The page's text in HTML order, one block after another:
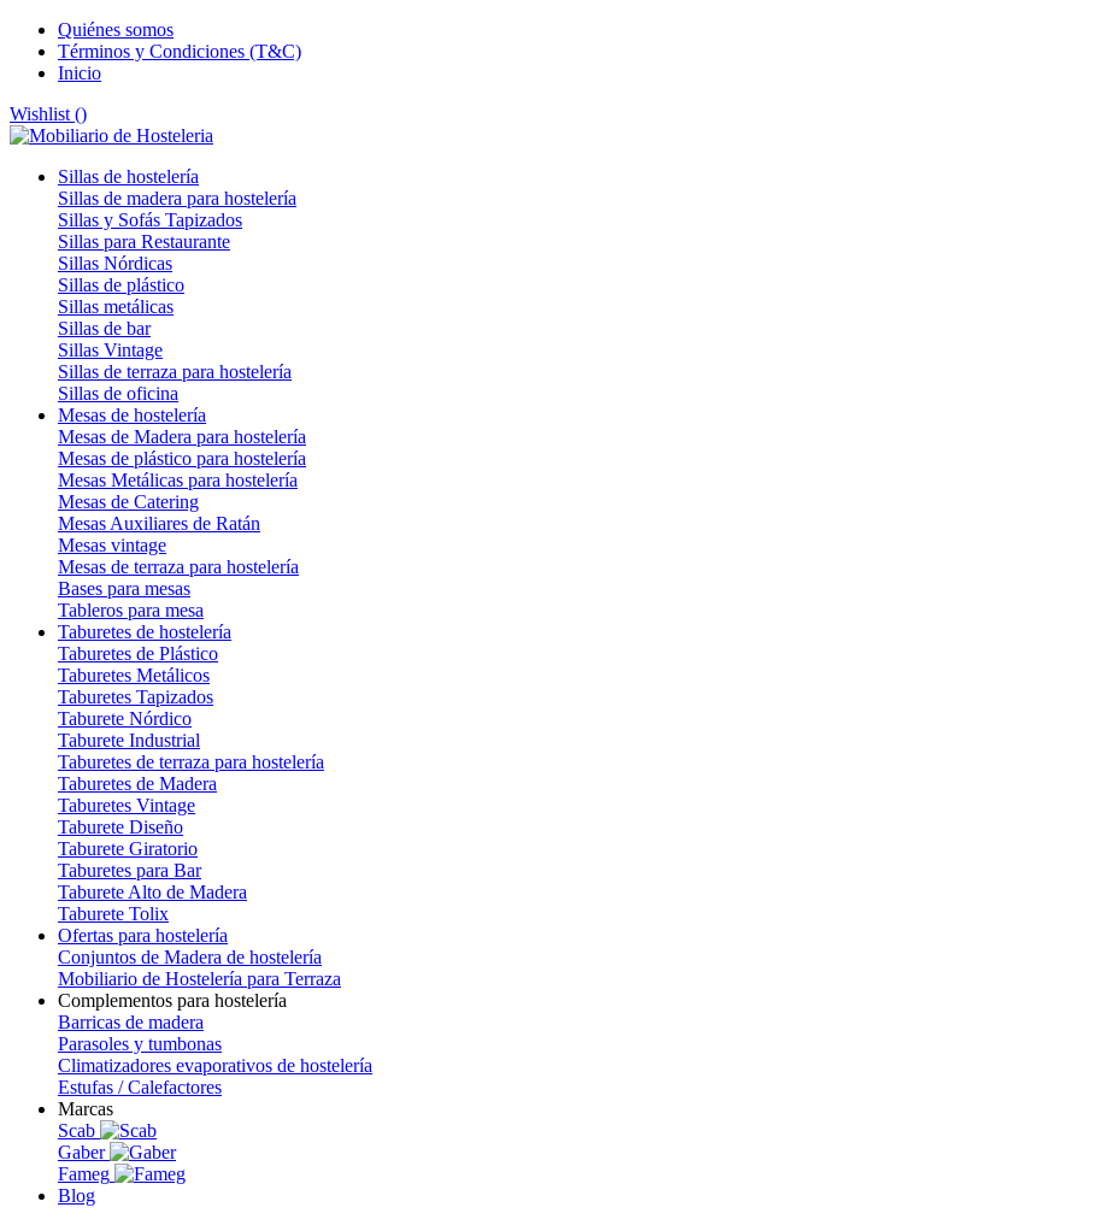
Quiénes somos
Términos y Condiciones (T&C)
Inicio
Wishlist ()
Sillas de hostelería
Sillas de madera para hostelería
Sillas y Sofás Tapizados
Sillas para Restaurante
Sillas Nórdicas
Sillas de plástico
Sillas metálicas
Sillas de bar
Sillas Vintage
Sillas de terraza para hostelería
Sillas de oficina
Mesas de hostelería
Mesas de Madera para hostelería
Mesas de plástico para hostelería
Mesas Metálicas para hostelería
Mesas de Catering
Mesas Auxiliares de Ratán
Mesas vintage
Mesas de terraza para hostelería
Bases para mesas
Tableros para mesa
Taburetes de hostelería
Taburetes de Plástico
Taburetes Metálicos
Taburetes Tapizados
Taburete Nórdico
Taburete Industrial
Taburetes de terraza para hostelería
Taburetes de Madera
Taburetes Vintage
Taburete Diseño
Taburete Giratorio
Taburetes para Bar
Taburete Alto de Madera
Taburete Tolix
Ofertas para hostelería
Conjuntos de Madera de hostelería
Mobiliario de Hostelería para Terraza
Complementos para hostelería
Barricas de madera
Parasoles y tumbonas
Climatizadores evaporativos de hostelería
Estufas / Calefactores
Marcas
Scab
Gaber
Fameg
Blog